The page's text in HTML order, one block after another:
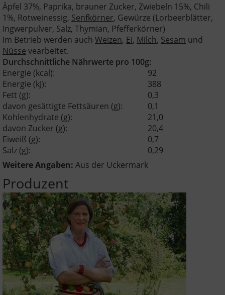
Äpfel 37%, Paprika, brauner Zucker, Zwiebeln 15%, Chili
1%, Rotweinessig, Senfkörner, Gewürze (Lorbeerblätter,
Ingwerpulver, Salz, Thymian, Pfefferkörner)
Im Betrieb werden auch Weizen, Ei, Milch, Sesam und
Nüsse vearbeitet.
Durchschnittliche Nährwerte pro 100g:
Energie (kcal):
92
Energie (kJ):
388
Fett (g):
0,3
davon gesättigte Fettsäuren (g):
0,1
Kohlenhydrate (g):
21,0
davon Zucker (g):
20,4
Eiweiß (g):
0,7
Salz (g):
0,29
Weitere Angaben: Aus der Uckermark
Produzent